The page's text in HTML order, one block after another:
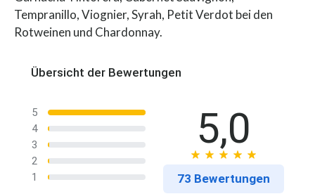
Tempranillo, Viognier, Syrah, Petit Verdot bei den
Rotweinen und Chardonnay.
Übersicht der Bewertungen
5
4
3
2
1
5,0
73 Bewertungen